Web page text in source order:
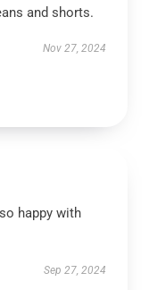
and shorts.
Nov 27, 2024
happy with
Sep 27, 2024